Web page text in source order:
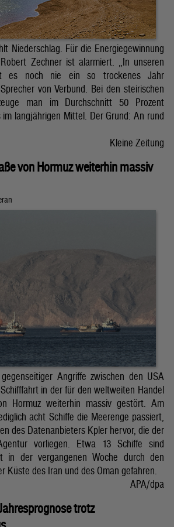
Niederschlag. Für die Energiegewinnung
Zechner ist alarmiert. „In unseren
es noch nie ein so trockenes Jahr
von Verbund. Bei den steirischen
man im Durchschnitt 50 Prozent
langjährigen Mittel. Der Grund: An rund
Kleine Zeitung
von Hormuz weiterhin massiv
Angriffe zwischen den USA
in der für den weltweiten Handel
Hormuz weiterhin massiv gestört. Am
acht Schiffe die Meerenge passiert,
des Datenanbieters Kpler hervor, die der
vorliegen. Etwa 13 Schiffe sind
in der vergangenen Woche durch den
Küste des Iran und des Oman gefahren.
APA/dpa
trotz